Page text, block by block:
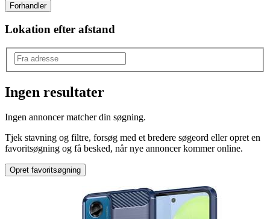
Forhandler
Lokation efter afstand
BenQ-Siemens
Ingen resultater
Ingen annoncer matcher din søgning.
Tjek stavning og filtre, forsøg med et bredere søgeord eller opret en
favoritsøgning og få besked, når nye annoncer kommer online.
Opret favoritsøgning